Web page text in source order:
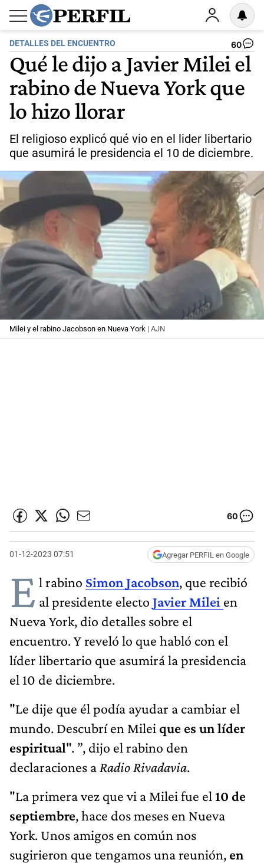
DETALLES DEL ENCUENTRO 60
Qué le dijo a Javier Milei el
rabino de Nueva York que
lo hizo llorar
El religioso explicó qué vio en el lider libertario
que asumirá le presidencia el 10 de diciembre.
Milei y el rabino Jacobson en Nueva York | AJN
60
01-12-2023 07:51 Agregar PERFIL en Google
E l rabino Simon Jacobson, que recibió
al presidente electo Javier Milei en
Nueva York, dio detalles sobre el
encuentro. Y reveló lo que habló con el
líder libertario que asumirá la presidencia
el 10 de diciembre.
"Le dije que él podía ayudar a cambiar el
mundo. Descubrí en Milei que es un líder
espiritual". ”, dijo el rabino den
declaraciones a Radio Rivadavia.
"La primera vez que vi a Milei fue el 10 de
septiembre, hace dos meses en Nueva
York. Unos amigos en común nos
sugirieron que tengamos una reunión, en